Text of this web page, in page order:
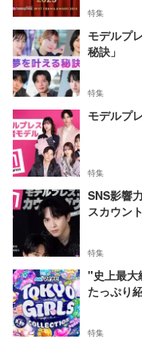
特集
モデルプ
秘訣」
特集
モデルプ
特集
SNS影響
スカウン
特集
"史上最大
たっぷり
特集